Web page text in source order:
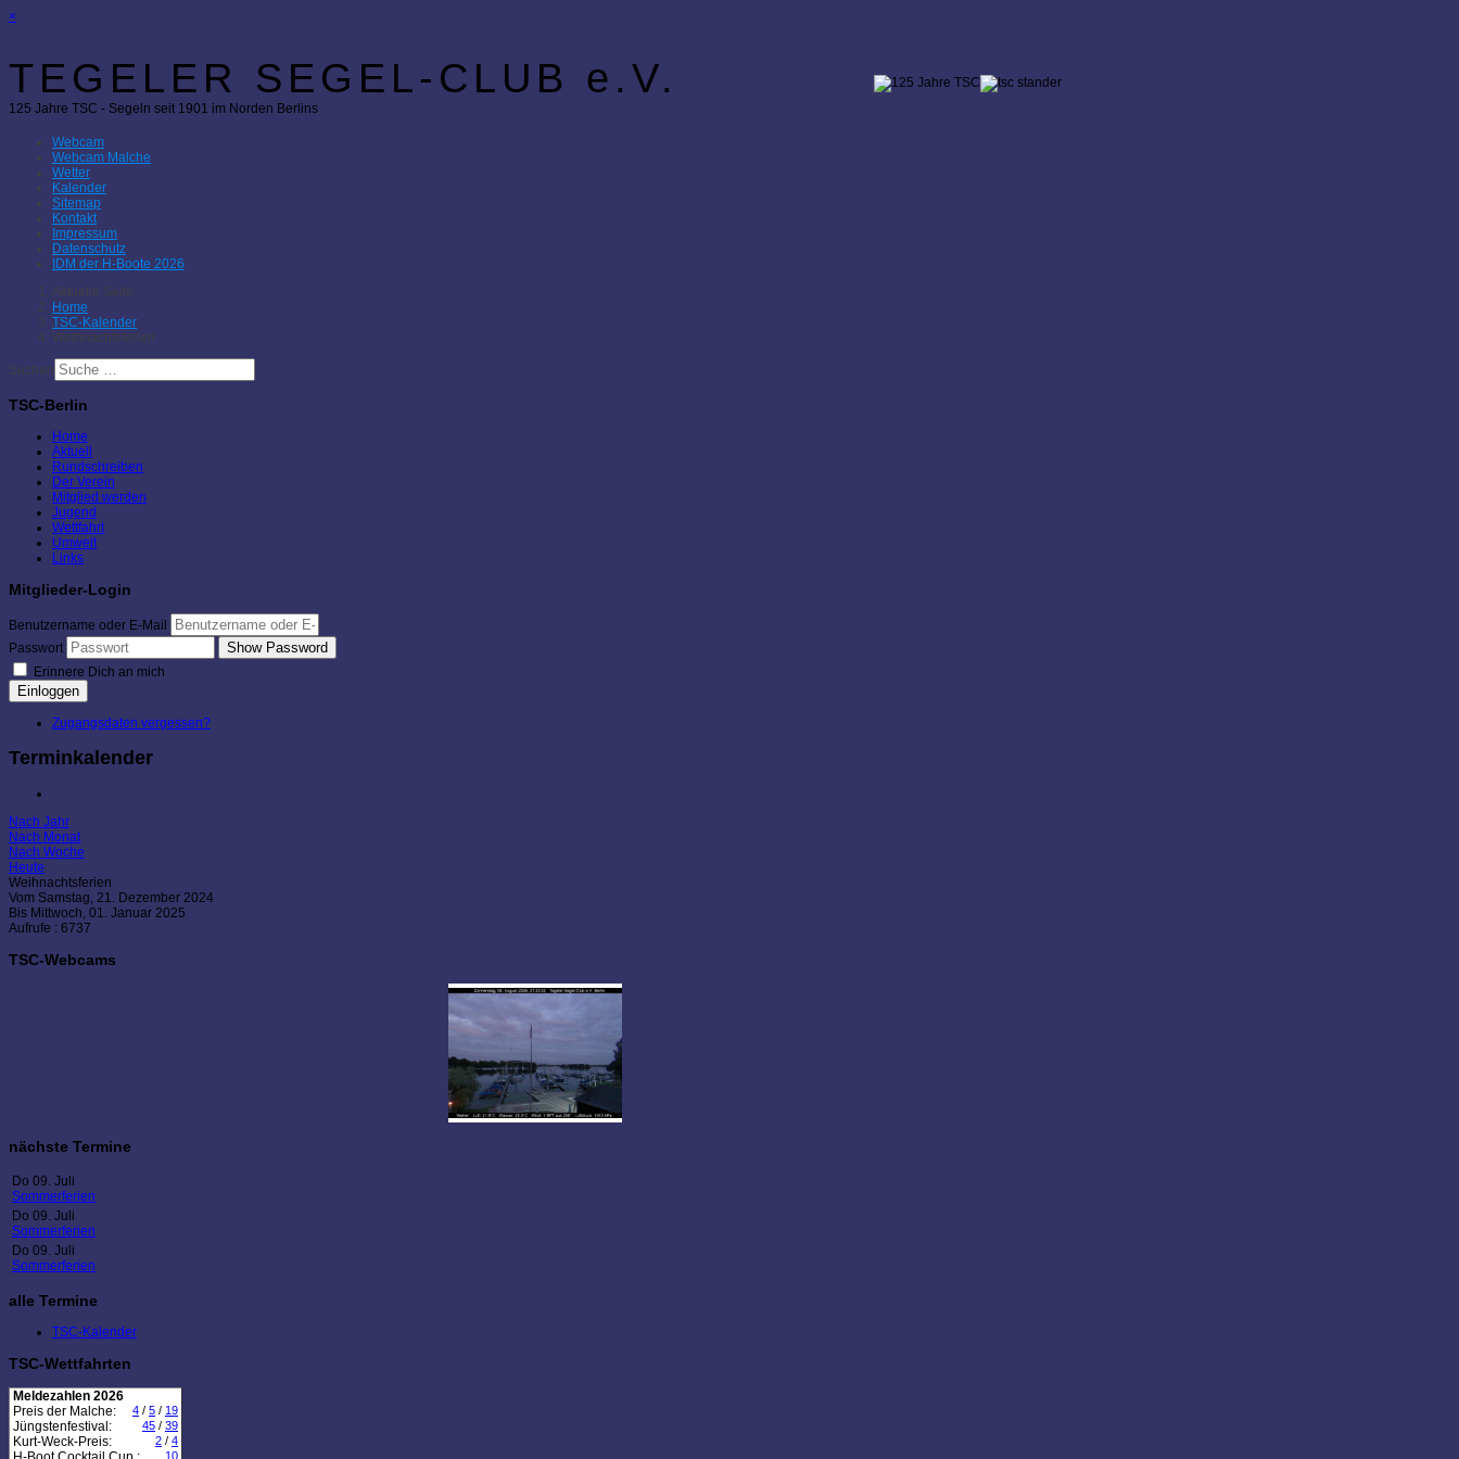
×
TEGELER SEGEL-CLUB e.V.
125 Jahre TSC - Segeln seit 1901 im Norden Berlins
Webcam
Webcam Malche
Wetter
Kalender
Sitemap
Kontakt
Impressum
Datenschutz
IDM der H-Boote 2026
Aktuelle Seite:
Home
TSC-Kalender
Weihnachtsferien
Suchen
TSC-Berlin
Home
Aktuell
Rundschreiben
Der Verein
Mitglied werden
Jugend
Wettfahrt
Umwelt
Links
Mitglieder-Login
Benutzername oder E-Mail
Passwort
Show Password
Erinnere Dich an mich
Einloggen
Zugangsdaten vergessen?
Terminkalender
Nach Jahr
Nach Monat
Nach Woche
Heute
Weihnachtsferien
Vom Samstag, 21. Dezember 2024
Bis Mittwoch, 01. Januar 2025
Aufrufe : 6737
TSC-Webcams
nächste Termine
Do 09. Juli
Sommerferien
Do 09. Juli
Sommerferien
Do 09. Juli
Sommerferien
alle Termine
TSC-Kalender
TSC-Wettfahrten
Meldezahlen 2026
Preis der Malche:
4 / 5 / 19
Jüngstenfestival: 45 / 39
Kurt-Weck-Preis: 2 / 4
10